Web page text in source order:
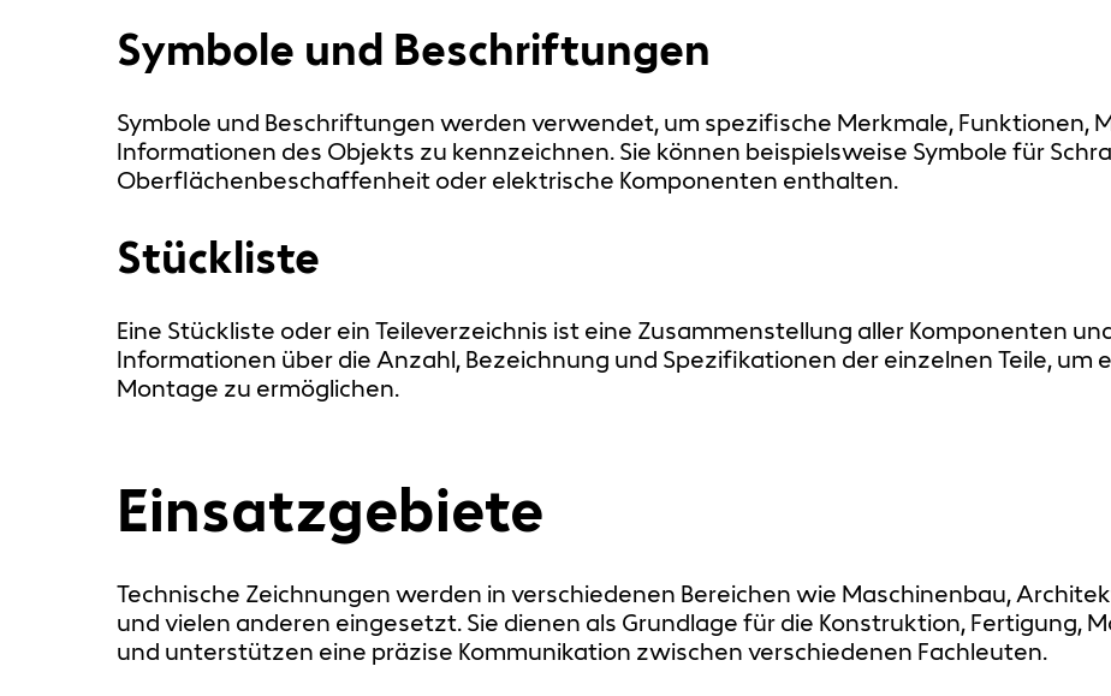
Symbole und Beschriftungen
Symbole und Beschriftungen werden verwendet, um spezifische Merkmale, Funktionen,
Informationen des Objekts zu kennzeichnen. Sie können beispielsweise Symbole für
Oberflächenbeschaffenheit oder elektrische Komponenten enthalten.
Stückliste
Eine Stückliste oder ein Teileverzeichnis ist eine Zusammenstellung aller Komponenten
Informationen über die Anzahl, Bezeichnung und Spezifikationen der einzelnen Teile, um
Montage zu ermöglichen.
Einsatzgebiete
Technische Zeichnungen werden in verschiedenen Bereichen wie Maschinenbau,
und vielen anderen eingesetzt. Sie dienen als Grundlage für die Konstruktion, Fertigung,
und unterstützen eine präzise Kommunikation zwischen verschiedenen Fachleuten.